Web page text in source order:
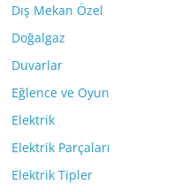
Dış Mekan Özel
Doğalgaz
Duvarlar
Eğlence ve Oyun
Elektrik
Elektrik Parçaları
Elektrik Tipler